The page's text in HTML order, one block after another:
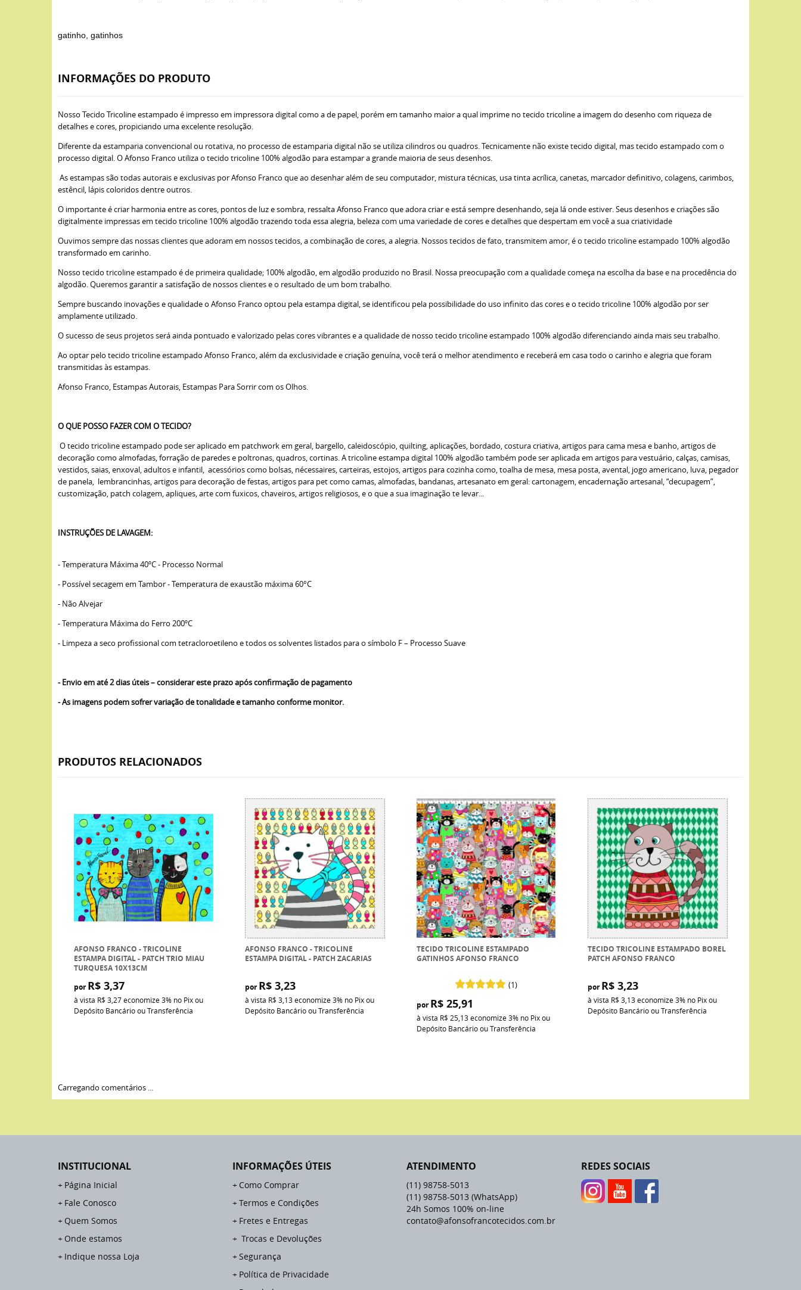
gatinho, gatinhos
INFORMAÇÕES DO PRODUTO
Nosso Tecido Tricoline estampado é impresso em impressora digital como a de papel, porém em tamanho maior a qual imprime no tecido tricoline a imagem do desenho com riqueza de
detalhes e cores, propiciando uma excelente resolução.
Diferente da estamparia convencional ou rotativa, no processo de estamparia digital não se utiliza cilindros ou quadros. Tecnicamente não existe tecido digital, mas tecido estampado com o
processo digital. O Afonso Franco utiliza o tecido tricoline 100% algodão para estampar a grande maioria de seus desenhos.
As estampas são todas autorais e exclusivas por Afonso Franco que ao desenhar além de seu computador, mistura técnicas, usa tinta acrílica, canetas, marcador definitivo, colagens, carimbos,
estêncil, lápis coloridos dentre outros.
O importante é criar harmonia entre as cores, pontos de luz e sombra, ressalta Afonso Franco que adora criar e está sempre desenhando, seja lá onde estiver. Seus desenhos e criações são
digitalmente impressas em tecido tricoline 100% algodão trazendo toda essa alegria, beleza com uma variedade de cores e detalhes que despertam em você a sua criatividade
Ouvimos sempre das nossas clientes que adoram em nossos tecidos, a combinação de cores, a alegria. Nossos tecidos de fato, transmitem amor, é o tecido tricoline estampado 100% algodão
transformado em carinho.
Nosso tecido tricoline estampado é de primeira qualidade; 100% algodão, em algodão produzido no Brasil. Nossa preocupação com a qualidade começa na escolha da base e na procedência do
algodão. Queremos garantir a satisfação de nossos clientes e o resultado de um bom trabalho.
Sempre buscando inovações e qualidade o Afonso Franco optou pela estampa digital, se identificou pela possibilidade do uso infinito das cores e o tecido tricoline 100% algodão por ser
amplamente utilizado.
O sucesso de seus projetos será ainda pontuado e valorizado pelas cores vibrantes e a qualidade de nosso tecido tricoline estampado 100% algodão diferenciando ainda mais seu trabalho.
Ao optar pelo tecido tricoline estampado Afonso Franco, além da exclusividade e criação genuína, você terá o melhor atendimento e receberá em casa todo o carinho e alegria que foram
transmitidas às estampas.
Afonso Franco, Estampas Autorais, Estampas Para Sorrir com os Olhos.
O QUE POSSO FAZER COM O TECIDO?
O tecido tricoline estampado pode ser aplicado em patchwork em geral, bargello, caleidoscópio, quilting, aplicações, bordado, costura criativa, artigos para cama mesa e banho, artigos de
decoração como almofadas, forração de paredes e poltronas, quadros, cortinas. A tricoline estampa digital 100% algodão também pode ser aplicada em artigos para vestuário, calças, camisas,
vestidos, saias, enxoval, adultos e infantil, acessórios como bolsas, nécessaires, carteiras, estojos, artigos para cozinha como, toalha de mesa, mesa posta, avental, jogo americano, luva, pegador
de panela, lembrancinhas, artigos para decoração de festas, artigos para pet como camas, almofadas, bandanas, artesanato em geral: cartonagem, encadernação artesanal, “decupagem”,
customização, patch colagem, apliques, arte com fuxicos, chaveiros, artigos religiosos, e o que a sua imaginação te levar...
INSTRUÇÕES DE LAVAGEM:
- Temperatura Máxima 40ºC - Processo Normal
- Possível secagem em Tambor - Temperatura de exaustão máxima 60°C
- Não Alvejar
- Temperatura Máxima do Ferro 200ºC
- Limpeza a seco profissional com tetracloroetileno e todos os solventes listados para o símbolo F – Processo Suave
- Envio em até 2 dias úteis – considerar este prazo após confirmação de pagamento
- As imagens podem sofrer variação de tonalidade e tamanho conforme monitor.
PRODUTOS RELACIONADOS
AFONSO FRANCO - TRICOLINE
ESTAMPA DIGITAL - PATCH TRIO MIAU
TURQUESA 10X13CM
por R$ 3,37
à vista R$ 3,27economize3% no Pix ou
Depósito Bancário ou Transferência
AFONSO FRANCO - TRICOLINE
ESTAMPA DIGITAL - PATCH ZACARIAS
por R$ 3,23
à vista R$ 3,13economize3% no Pix ou
Depósito Bancário ou Transferência
TECIDO TRICOLINE ESTAMPADO
GATINHOS AFONSO FRANCO
(1)
por R$ 25,91
à vista R$ 25,13economize3% no Pix ou
Depósito Bancário ou Transferência
TECIDO TRICOLINE ESTAMPADO BOREL
PATCH AFONSO FRANCO
por R$ 3,23
à vista R$ 3,13economize3% no Pix ou
Depósito Bancário ou Transferência
Carregando comentários ...
INSTITUCIONAL
Página Inicial
Fale Conosco
Quem Somos
Onde estamos
Indique nossa Loja
INFORMAÇÕES ÚTEIS
Como Comprar
Termos e Condições
Fretes e Entregas
Trocas e Devoluções
Segurança
Política de Privacidade
ATENDIMENTO
(11) 98758-5013
(11) 98758-5013 (WhatsApp)
24h Somos 100% on-line
contato@afonsofrancotecidos.com.br
REDES SOCIAIS